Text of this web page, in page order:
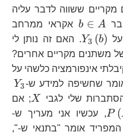
מקריים ששווה לדבר עליה
b ∈ A
אקראי ממרחב
Y3 (b)
. האם זה נותן לי
משתנים מקריים אחרים?
אינפורמציה כלשהי על
Xשחשיפה למידע ש- Y3
שלי לגבי X; אם
P ( , עכשיו אני מעריך ש-
המפריד אומר "בתנאי ש-",